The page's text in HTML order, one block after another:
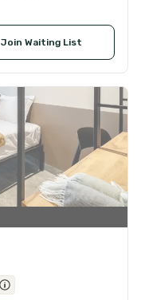
Join Waiting List